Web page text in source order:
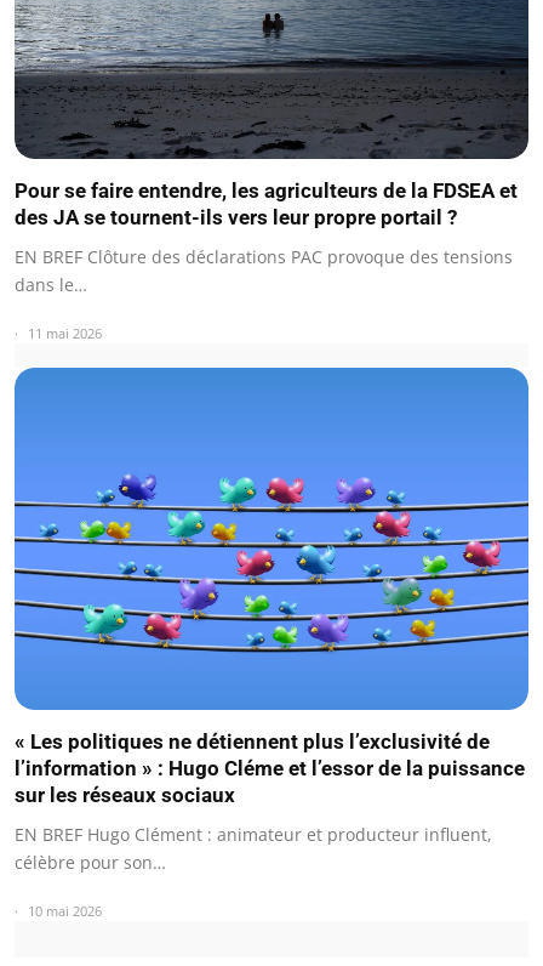
Pour se faire entendre, les agriculteurs de la FDSEA et
des JA se tournent-ils vers leur propre portail ?
EN BREF Clôture des déclarations PAC provoque des tensions
dans le…
11 mai 2026
« Les politiques ne détiennent plus l’exclusivité de
l’information » : Hugo Cléme et l’essor de la puissance
sur les réseaux sociaux
EN BREF Hugo Clément : animateur et producteur influent,
célèbre pour son…
10 mai 2026